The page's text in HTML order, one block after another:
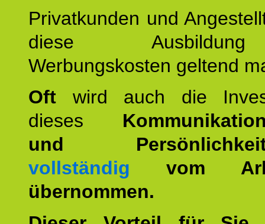
Privatkunden und
diese
Werbungskosten geltend
Oft wird auch die
dieses
und
vollständig vom
übernommen.